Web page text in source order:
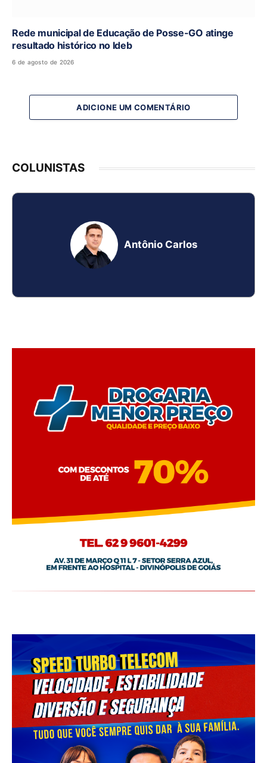
Rede municipal de Educação de Posse-GO atinge
resultado histórico no Ideb
6 de agosto de 2026
ADICIONE UM COMENTÁRIO
COLUNISTAS
Antônio Carlos